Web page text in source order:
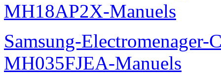
MH18AP2X-Manuels
Samsung-Electromenager-
MH035FJEA-Manuels